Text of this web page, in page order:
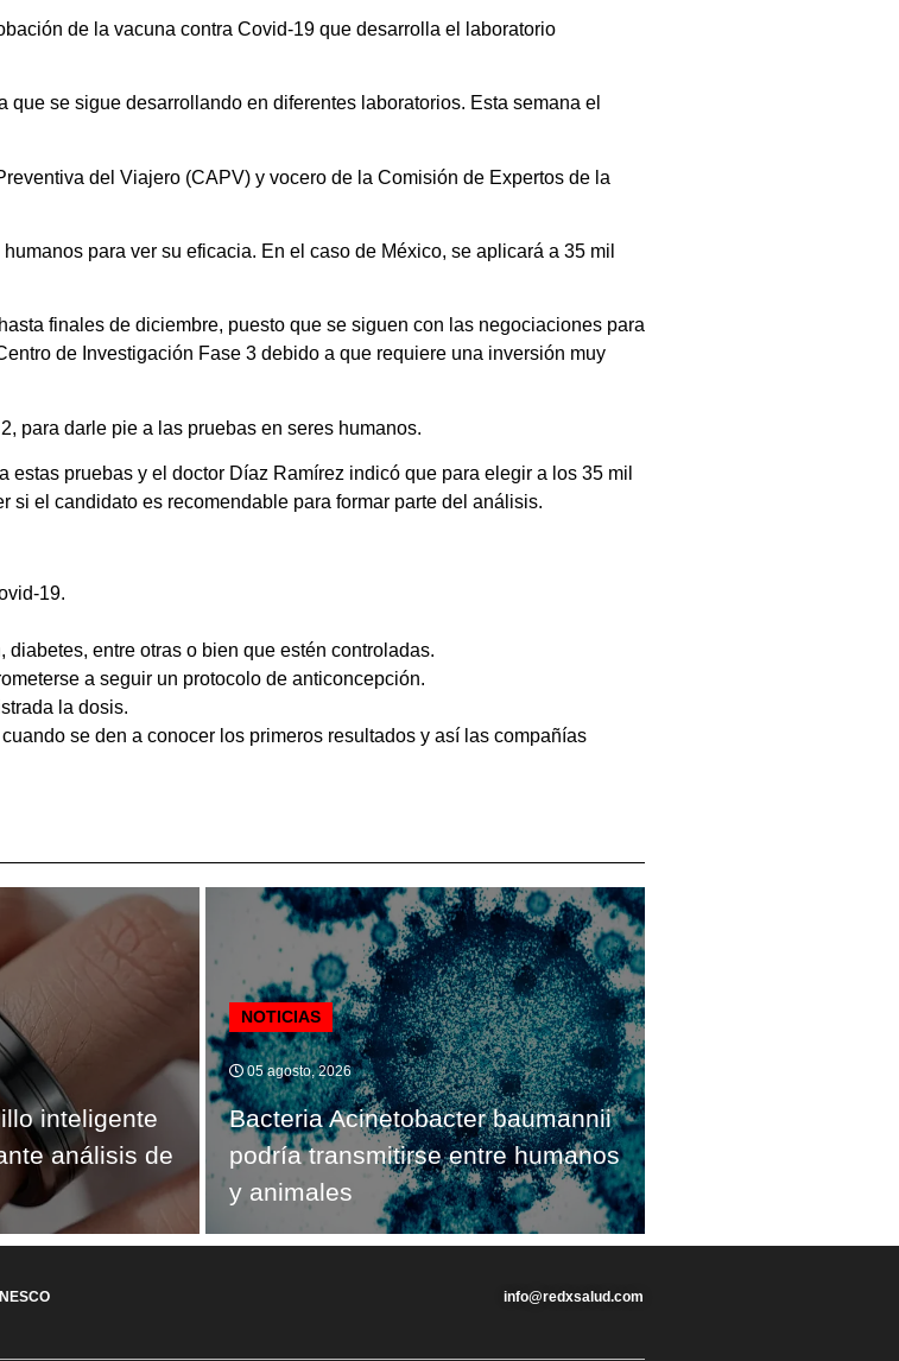
de la vacuna contra Covid-19 que desarrolla el laboratorio
se sigue desarrollando en diferentes laboratorios. Esta semana el
del Viajero (CAPV) y vocero de la Comisión de Expertos de la
para ver su eficacia. En el caso de México, se aplicará a 35 mil
finales de diciembre, puesto que se siguen con las negociaciones para
de Investigación Fase 3 debido a que requiere una inversión muy
para darle pie a las pruebas en seres humanos.
pruebas y el doctor Díaz Ramírez indicó que para elegir a los 35 mil
el candidato es recomendable para formar parte del análisis.
19.
entre otras o bien que estén controladas.
a seguir un protocolo de anticoncepción.
la dosis.
se den a conocer los primeros resultados y así las compañías
inteligente
análisis de
NOTICIAS
05 agosto, 2026
Bacteria Acinetobacter baumannii
podría transmitirse entre humanos
y animales
info@redxsalud.com